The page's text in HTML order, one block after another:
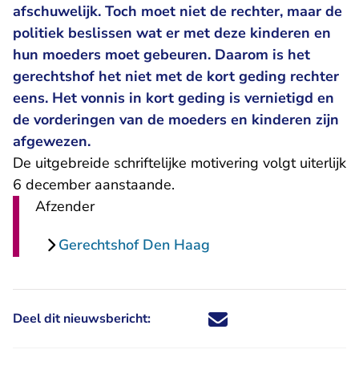
afschuwelijk. Toch moet niet de rechter, maar de
politiek beslissen wat er met deze kinderen en
hun moeders moet gebeuren. Daarom is het
gerechtshof het niet met de kort geding rechter
eens. Het vonnis in kort geding is vernietigd en
de vorderingen van de moeders en kinderen zijn
afgewezen.
De uitgebreide schriftelijke motivering volgt uiterlijk
6 december aanstaande.
Afzender
Gerechtshof Den Haag
Deel dit nieuwsbericht: Deel dit nieuwsbericht via X -
Deel dit nieuwsbericht via
Deel dit nieuwsbericht
Deel dit